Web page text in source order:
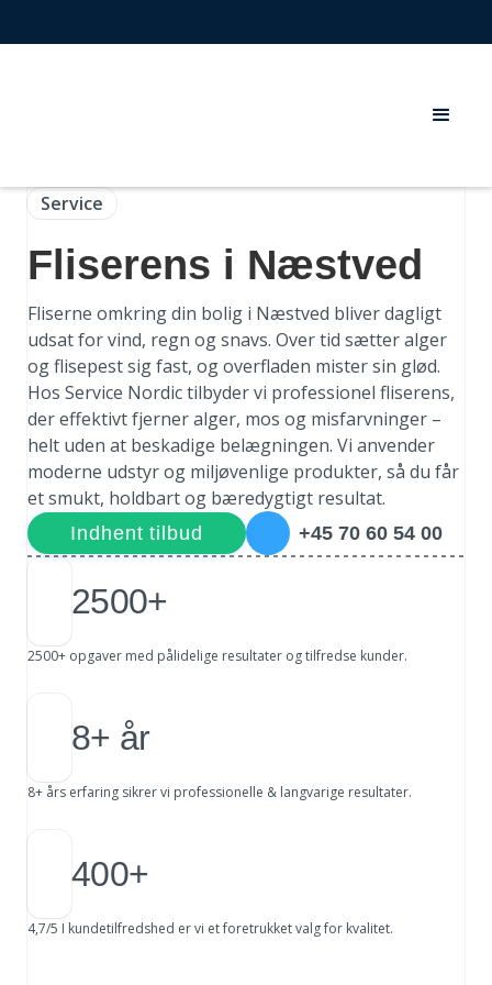
Service
Fliserens i Næstved
Fliserne omkring din bolig i Næstved bliver dagligt
udsat for vind, regn og snavs. Over tid sætter alger
og flisepest sig fast, og overfladen mister sin glød.
Hos Service Nordic tilbyder vi professionel fliserens,
der effektivt fjerner alger, mos og misfarvninger –
helt uden at beskadige belægningen. Vi anvender
moderne udstyr og miljøvenlige produkter, så du får
et smukt, holdbart og bæredygtigt resultat.
Indhent tilbud +45 70 60 54 00
2500+
2500+ opgaver med pålidelige resultater og tilfredse kunder.
8+ år
8+ års erfaring sikrer vi professionelle & langvarige resultater.
400+
4,7/5 I kundetilfredshed er vi et foretrukket valg for kvalitet.